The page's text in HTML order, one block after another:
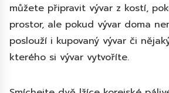
můžete připravit vývar z kostí,
prostor, ale pokud vývar doma
poslouží i kupovaný vývar či
kterého si vývar vytvoříte.